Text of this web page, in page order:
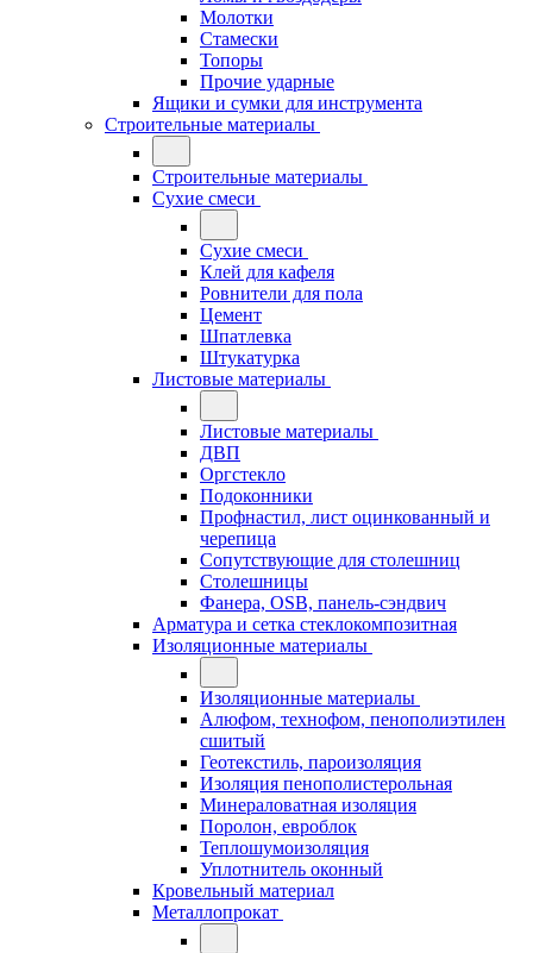
Молотки
Стамески
Топоры
Прочие ударные
Ящики и сумки для инструмента
Строительные материалы
Строительные материалы
Сухие смеси
Сухие смеси
Клей для кафеля
Ровнители для пола
Цемент
Шпатлевка
Штукатурка
Листовые материалы
Листовые материалы
ДВП
Оргстекло
Подоконники
Профнастил, лист оцинкованный и
черепица
Сопутствующие для столешниц
Столешницы
Фанера, OSB, панель-сэндвич
Арматура и сетка стеклокомпозитная
Изоляционные материалы
Изоляционные материалы
Алюфом, технофом, пенополиэтилен
сшитый
Геотекстиль, пароизоляция
Изоляция пенополистерольная
Минераловатная изоляция
Поролон, евроблок
Теплошумоизоляция
Уплотнитель оконный
Кровельный материал
Металлопрокат